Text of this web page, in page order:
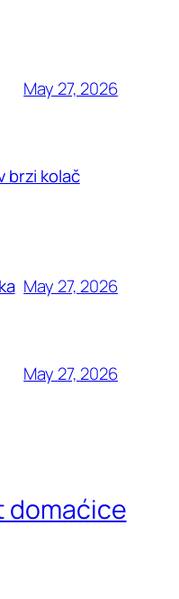
May 27, 2026
brzi kolač
May 27, 2026
May 27, 2026
domaćice